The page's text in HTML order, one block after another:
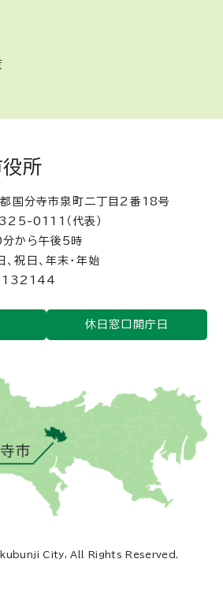
所
分寺市泉町二丁目2番18号
0111（代表）
から午後5時
、祝日、年末・年始
休日窓口開庁日
City, All Rights Reserved.